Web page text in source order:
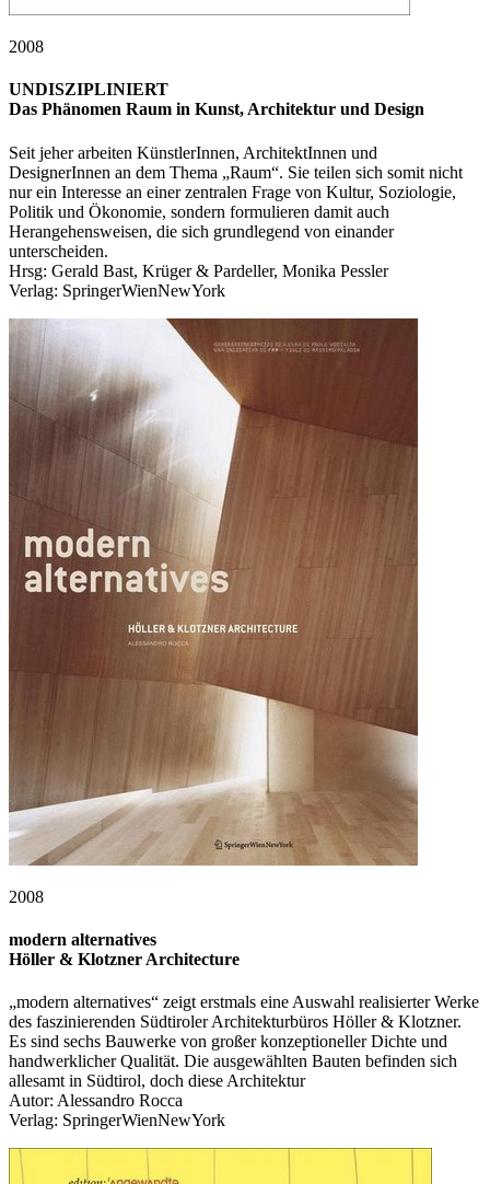
2008
UNDISZIPLINIERT
Das Phänomen Raum in Kunst, Architektur und Design
Seit jeher arbeiten KünstlerInnen, ArchitektInnen und
DesignerInnen an dem Thema „Raum“. Sie teilen sich somit nicht
nur ein Interesse an einer zentralen Frage von Kultur, Soziologie,
Politik und Ökonomie, sondern formulieren damit auch
Herangehensweisen, die sich grundlegend von einander
unterscheiden.
Hrsg: Gerald Bast, Krüger & Pardeller, Monika Pessler
Verlag: SpringerWienNewYork
2008
modern alternatives
Höller & Klotzner Architecture
„modern alternatives“ zeigt erstmals eine Auswahl realisierter Werke
des faszinierenden Südtiroler Architekturbüros Höller & Klotzner.
Es sind sechs Bauwerke von großer konzeptioneller Dichte und
handwerklicher Qualität. Die ausgewählten Bauten befinden sich
allesamt in Südtirol, doch diese Architektur
Autor: Alessandro Rocca
Verlag: SpringerWienNewYork